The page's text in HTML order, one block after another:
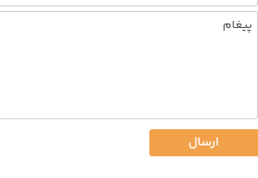
ارسال